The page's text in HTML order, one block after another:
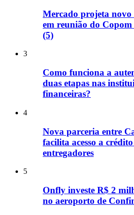
Mercado projeta novo
em reunião do
(5)
3
Como funciona a
duas etapas nas
financeiras?
4
Nova parceria entre
facilita acesso a
entregadores
5
Onfly investe R$ 2
no aeroporto de